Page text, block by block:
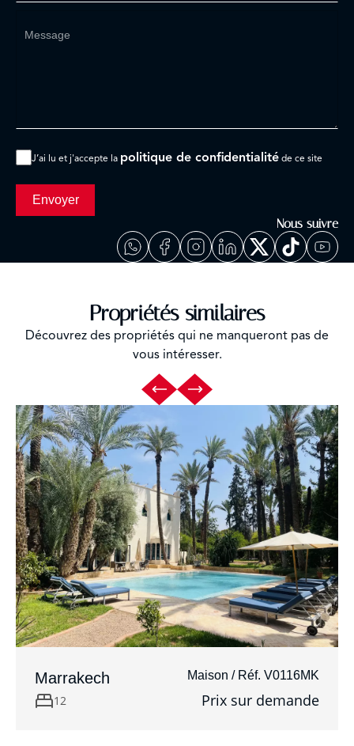
J’ai lu et j'accepte la politique de confidentialité de ce site
Envoyer
Nous suivre
Propriétés similaires
Découvrez des propriétés qui ne manqueront pas de
vous intéresser.
Marrakech Maison / Réf. V0116MK
12 Prix sur demande